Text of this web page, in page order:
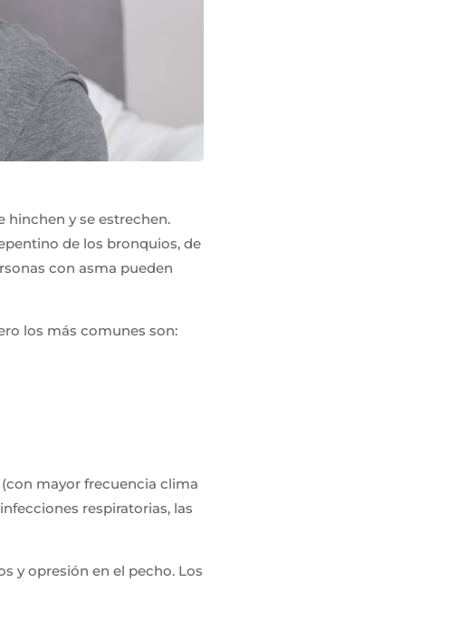
hinchen y se estrechen.
de los bronquios, de
con asma pueden
los más comunes son:
mayor frecuencia clima
respiratorias, las
y opresión en el pecho. Los